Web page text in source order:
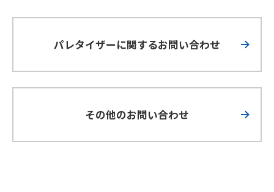
パレタイザーに関するお問い合わせ
その他のお問い合わせ